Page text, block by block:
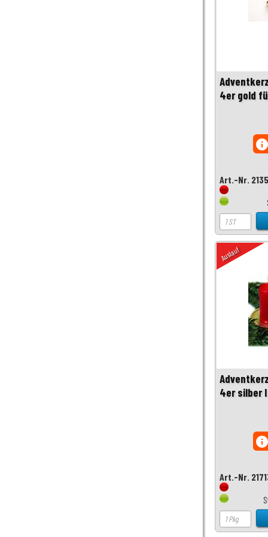
4er gold
Art.-Nr.
Auslauf
4er silber
Art.-Nr.